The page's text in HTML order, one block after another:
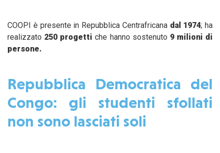
COOPI è presente in Repubblica Centrafricana dal 1974; ha
realizzato 250 progetti che hanno sostenuto 9 milioni di
persone.
Repubblica Democratica del
Congo: gli studenti sfollati
non sono lasciati soli